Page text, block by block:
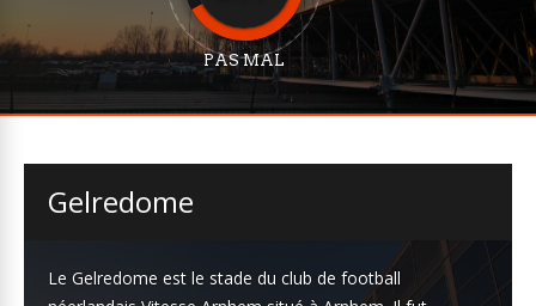
PAS MAL
Gelredome
Le Gelredome est le stade du club de football